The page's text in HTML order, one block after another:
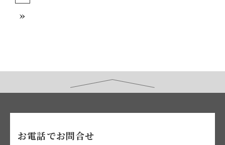
»
お電話でお問合せ